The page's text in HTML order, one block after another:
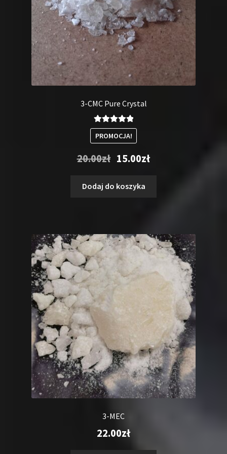
3-CMC Pure Crystal
Oceniono
5.00na 5
PROMOCJA!
20.00zł Pierwotna
wynosiła:
20.00zł.
15.00złAktualna
Dodaj do koszyka
3-MEC
22.00zł